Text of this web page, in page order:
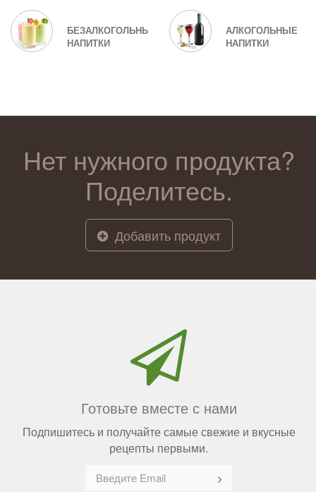
БЕЗАЛКОГОЛЬНЫЕ
НАПИТКИ
АЛКОГОЛЬНЫЕ
НАПИТКИ
Нет нужного продукта?
Поделитесь.
Добавить продукт
Готовьте вместе с нами
Подпишитесь и получайте самые свежие и вкусные
рецепты первыми.